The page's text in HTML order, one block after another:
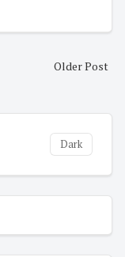
Older Post
Dark